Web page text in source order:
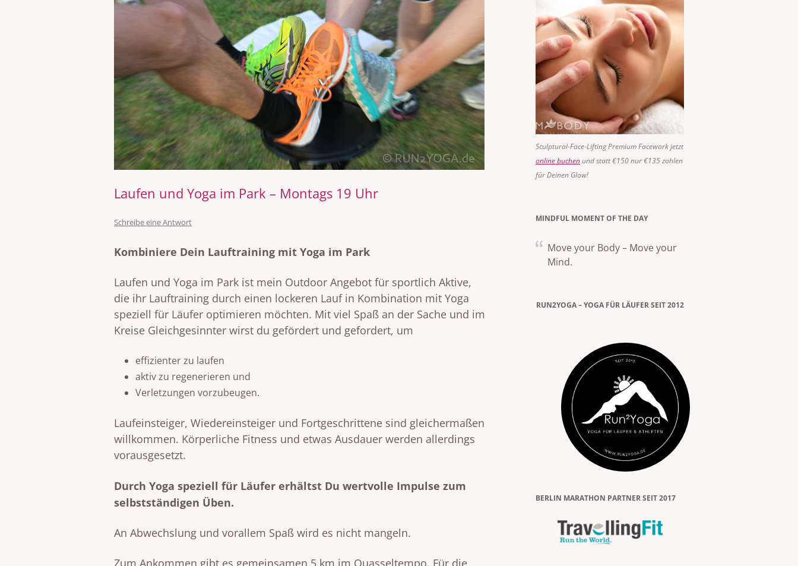
VISIONÄRE CRANIOSCARAL-
ARBEIT® (VCSA®)
Laufen und Yoga im Park – Montags 19 Uhr
Schreibe eine Antwort
Kombiniere Dein Lauftraining mit Yoga im Park
Laufen und Yoga im Park ist mein Outdoor Angebot für sportlich Aktive,
die ihr Lauftraining durch einen lockeren Lauf in Kombination mit Yoga
speziell für Läufer optimieren möchten. Mit viel Spaß an der Sache und im
Kreise Gleichgesinnter wirst du gefördert und gefordert, um
effizienter zu laufen
aktiv zu regenerieren und
Verletzungen vorzubeugen.
Laufeinsteiger, Wiedereinsteiger und Fortgeschrittene sind gleichermaßen
willkommen. Körperliche Fitness und etwas Ausdauer werden allerdings
vorausgesetzt.
Durch Yoga speziell für Läufer erhältst Du wertvolle Impulse zum
selbstständigen Üben.
An Abwechslung und vorallem Spaß wird es nicht mangeln.
Zum Ankommen gibt es gemeinsamen 5 km im Quasseltempo. Für die
Sculptural-Face-Lifting Premium Facework jetzt
online buchenund statt €150 nur €135 zahlen
für Deinen Glow!
MINDFUL MOMENT OF THE DAY
Move your Body – Move your
Mind.
RUN2YOGA – YOGA FÜR LÄUFER SEIT 2012
BERLIN MARATHON PARTNER SEIT 2017